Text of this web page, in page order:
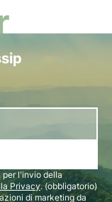
per l'invio della
Privacy. (obbligatorio)
di marketing da